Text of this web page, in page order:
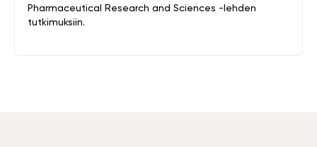
Pharmaceutical Research and Sciences -lehden
tutkimuksiin.